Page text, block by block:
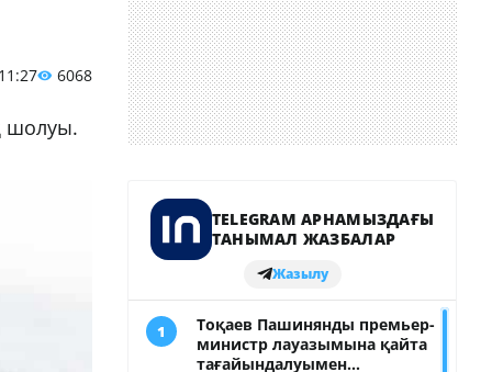
6068
шолуы.